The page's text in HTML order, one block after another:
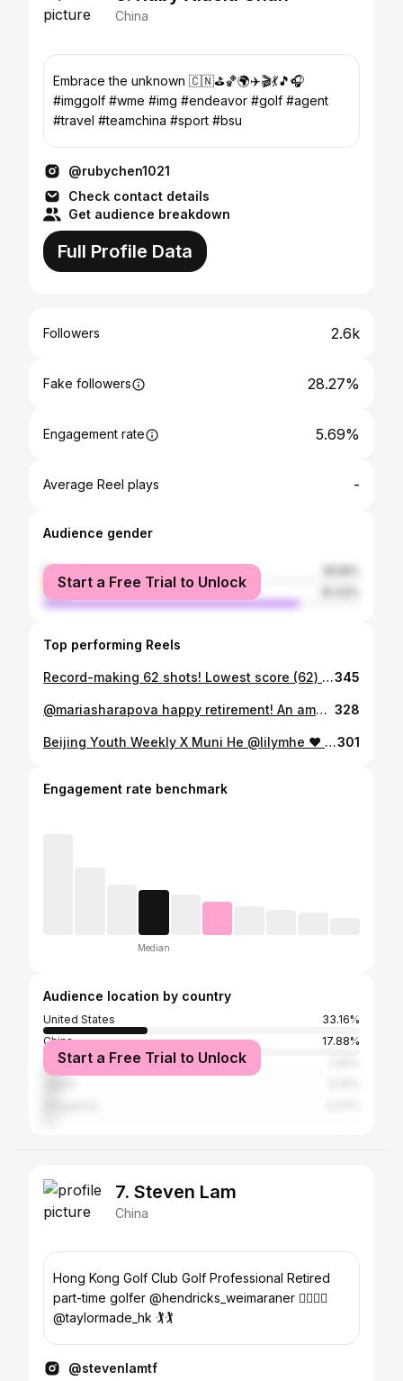
China
Embrace the unknown 🇨🇳⛳🏀️🌍✈️🎬💃🎵🎧
#imggolf #wme #img #endeavor #golf #agent
#travel #teamchina #sport #bsu
@rubychen1021
Check contact details
Get audience breakdown
Full Profile Data
Followers 2.6k
Fake followers 28.27%
Engagement rate 5.69%
Average Reel plays -
Audience gender
female
male
Start a Free Trial to Unlock
Top performing Reels
Record-making 62 shots! Lowest score (62) on the LPGA tour from mainland China and personal best! @lilymhe 🎉 congrats！keep it up! 👏345
@mariasharapova happy retirement! An amazing woman and a born star! 💫 Always enjoyed watching your game even before I joined the company and happy to work with you once in China. Continue your incredible life in the new adventures Maria! Legend goes on! #IMGTennis #mariasharapova 328
Beijing Youth Weekly X Muni He @lilymhe ❤️ #Cover #IMGGolf #WMESports #lilymhe301
Engagement rate benchmark
Median
Audience location by country
United States
33.16%
China
17.88%
Thailand
Start a Free Trial to Unlock
7. Steven Lam
China
Hong Kong Golf Club Golf Professional Retired
part-time golfer @hendricks_weimaraner 🐕‍🦺🐕‍🦺
@taylormade_hk 🏌️🏌️
@stevenlamtf